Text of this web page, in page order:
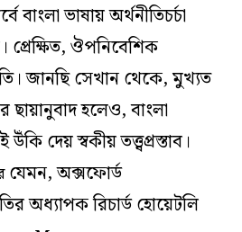
ভাষায় অর্থনীতিচর্চা
প্রেক্ষিত, ঔপনিবেশিক
জানছি সেখান থেকে, মুখ্যত
ছায়ানুবাদ হলেও, বাংলা
দেয় স্বকীয় তত্ত্বপ্রস্তাব।
যেমন, অক্সফোর্ড
অধ্যাপক রিচার্ড হোয়েটলি